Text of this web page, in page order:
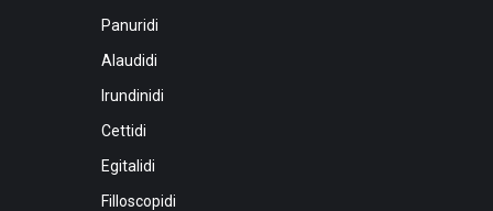
Panuridi
Alaudidi
Irundinidi
Cettidi
Egitalidi
Filloscopidi